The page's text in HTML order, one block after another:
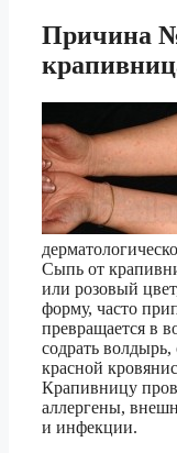
Причина
Сыпь от
или розовый
форму, часто
превращается в
содрать волдырь,
красной
Крапивницу
аллергены,
и инфекции.